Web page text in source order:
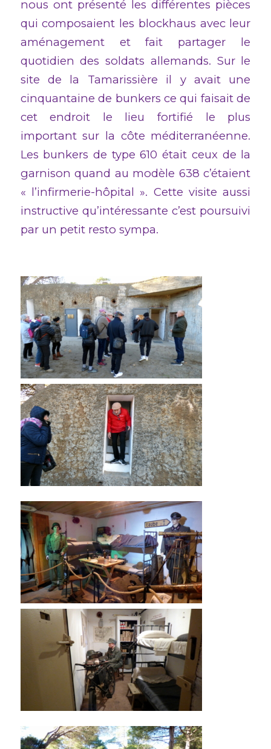
nous ont présenté les différentes pièces
qui composaient les blockhaus avec leur
aménagement et fait partager le
quotidien des soldats allemands. Sur le
site de la Tamarissière il y avait une
cinquantaine de bunkers ce qui faisait de
cet endroit le lieu fortifié le plus
important sur la côte méditerranéenne.
Les bunkers de type 610 était ceux de la
garnison quand au modèle 638 c’étaient
« l’infirmerie-hôpital ». Cette visite aussi
instructive qu’intéressante c’est poursuivi
par un petit resto sympa.